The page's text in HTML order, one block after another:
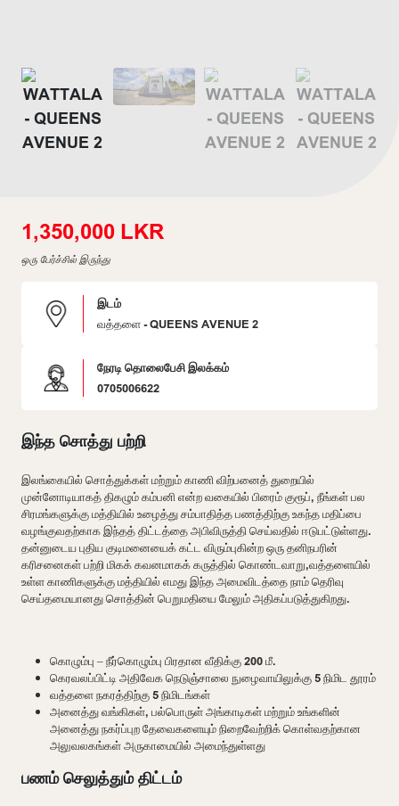
1,350,000 LKR
ஒரு பேர்ச்சில் இருந்து
இடம்
வத்தளை - QUEENS AVENUE 2
நேரடி தொலைபேசி இலக்கம்
0705006622
இந்த சொத்து பற்றி
இலங்கையில் சொத்துக்கள் மற்றும் காணி விற்பனைத் துறையில்
முன்னோடியாகத் திகழும் கம்பனி என்ற வகையில் பிரைம் குரூப், நீங்கள் பல
சிரமங்களுக்கு மத்தியில் உழைத்து சம்பாதித்த பணத்திற்கு உகந்த மதிப்பை
வழங்குவதற்காக இந்தத் திட்டத்தை அபிவிருத்தி செய்வதில் ஈடுபட்டுள்ளது.
தன்னுடைய புதிய குடிமனையைக் கட்ட விரும்புகின்ற ஒரு தனிநபரின்
கரிசனைகள் பற்றி மிகக் கவனமாகக் கருத்தில் கொண்டவாறு,வத்தளையில்
உள்ள காணிகளுக்கு மத்தியில் எமது இந்த அமைவிடத்தை நாம் தெரிவு
செய்தமையானது சொத்தின் பெறுமதியை மேலும் அதிகப்படுத்துகிறது.
கொழும்பு –நீர்கொழும்பு பிரதான வீதிக்கு200மீ.
கெரவலப்பிட்டி அதிவேக நெடுஞ்சாலை நுழைவாயிலுக்கு5நிமிட தூரம்
வத்தளை நகரத்திற்கு5நிமிடங்கள்
அனைத்து வங்கிகள், பல்பொருள் அங்காடிகள் மற்றும் உங்களின்
அனைத்து நகர்ப்புற தேவைகளையும் நிறைவேற்றிக் கொள்வதற்கான
அலுவலகங்கள் அருகாமையில் அமைந்துள்ளது
பணம் செலுத்தும் திட்டம்